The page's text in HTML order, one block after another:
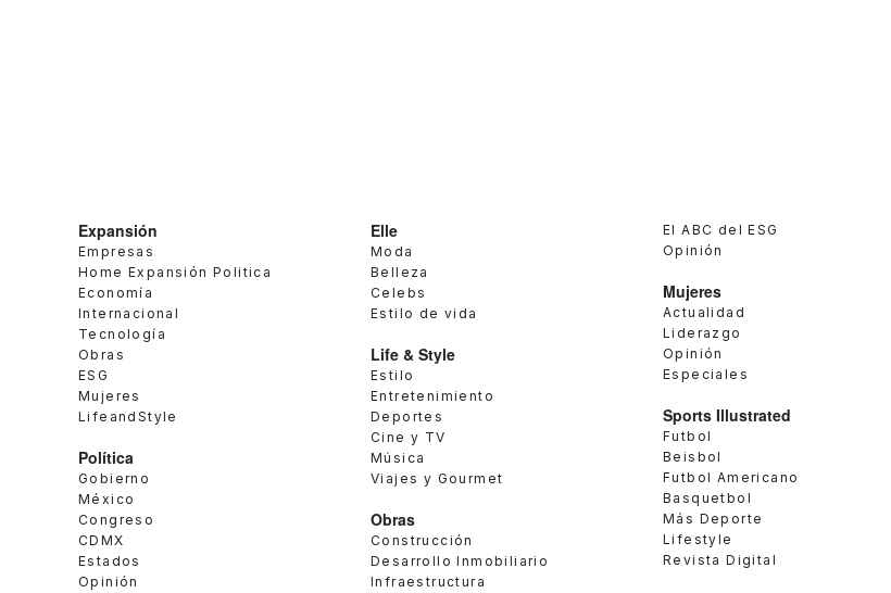
Expansión
Empresas
Home Expansión Politica
Economía
Internacional
Tecnología
Obras
ESG
Mujeres
LifeandStyle
Política
Gobierno
México
Congreso
CDMX
Estados
Opinión
Elle
Moda
Belleza
Celebs
Estilo de vida
Life & Style
Estilo
Entretenimiento
Deportes
Cine y TV
Música
Viajes y Gourmet
Obras
Construcción
Desarrollo Inmobiliario
Infraestructura
El ABC del ESG
Opinión
Mujeres
Actualidad
Liderazgo
Opinión
Especiales
Sports Illustrated
Futbol
Beisbol
Futbol Americano
Basquetbol
Más Deporte
Lifestyle
Revista Digital